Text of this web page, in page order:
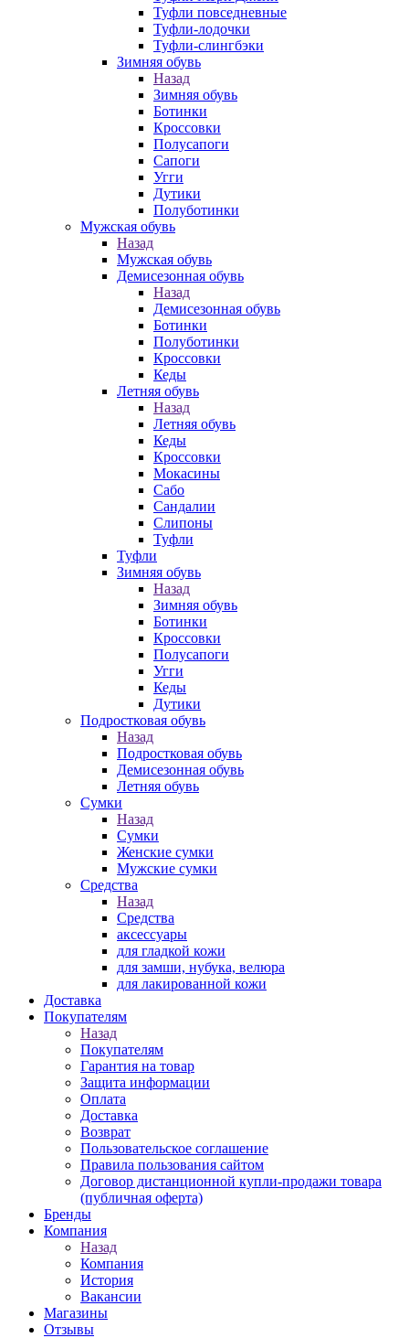
Туфли повседневные
Туфли-лодочки
Туфли-слингбэки
Зимняя обувь
Назад
Зимняя обувь
Ботинки
Кроссовки
Полусапоги
Сапоги
Угги
Дутики
Полуботинки
Мужская обувь
Назад
Мужская обувь
Демисезонная обувь
Назад
Демисезонная обувь
Ботинки
Полуботинки
Кроссовки
Кеды
Летняя обувь
Назад
Летняя обувь
Кеды
Кроссовки
Мокасины
Сабо
Сандалии
Слипоны
Туфли
Туфли
Зимняя обувь
Назад
Зимняя обувь
Ботинки
Кроссовки
Полусапоги
Угги
Кеды
Дутики
Подростковая обувь
Назад
Подростковая обувь
Демисезонная обувь
Летняя обувь
Сумки
Назад
Сумки
Женские сумки
Мужские сумки
Средства
Назад
Средства
аксессуары
для гладкой кожи
для замши, нубука, велюра
для лакированной кожи
Доставка
Покупателям
Назад
Покупателям
Гарантия на товар
Защита информации
Оплата
Доставка
Возврат
Пользовательское соглашение
Правила пользования сайтом
Договор дистанционной купли-продажи товара
(публичная оферта)
Бренды
Компания
Назад
Компания
История
Вакансии
Магазины
Отзывы